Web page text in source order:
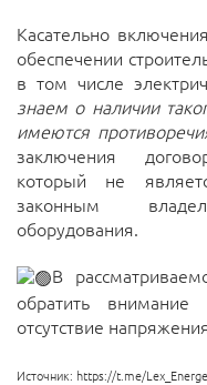
Касательно
обеспечении
в том числе
знаем о наличии
имеются
заключения
который не
законным
оборудования.
В
обратить
отсутствие
Источник: https://t.me/